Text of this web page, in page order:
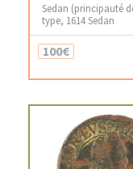
Sedan (principauté
type, 1614 Sedan
100€